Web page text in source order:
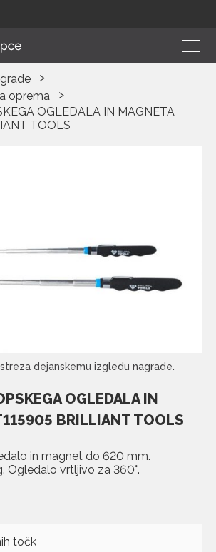
oprema
OGLEDALA IN MAGNETA
TOOLS
dejanskemu izgledu nagrade.
OGLEDALA IN
BRILLIANT TOOLS
in magnet do 620 mm.
Ogledalo vrtljivo za 360°.
točk